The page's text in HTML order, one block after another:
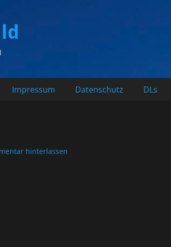
Impressum Datenschutz DLs
hinterlassen